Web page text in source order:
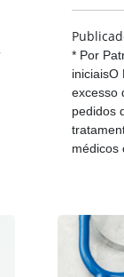
* Por
iniciaisO
excesso
pedidos
médicos